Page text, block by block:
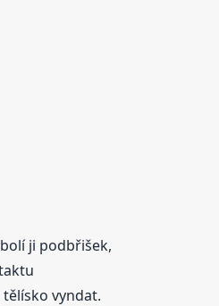
ji podbřišek,
vyndat.